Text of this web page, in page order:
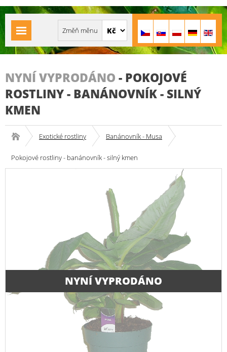
NYNÍ VYPRODÁNO - POKOJOVÉ
ROSTLINY - BANÁNOVNÍK - SILNÝ
KMEN
Exotické rostliny Banánovník - Musa
Pokojové rostliny - banánovník - silný kmen
NYNÍ VYPRODÁNO